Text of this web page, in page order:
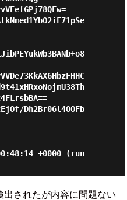
+0000 (run
されたが内容に問題ない